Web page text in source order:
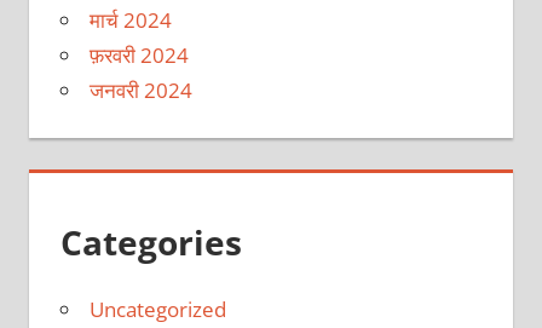
मार्च 2024
फ़रवरी 2024
जनवरी 2024
Categories
Uncategorized